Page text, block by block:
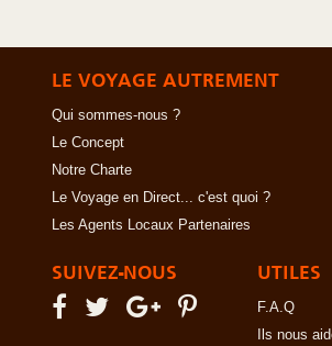
LE VOYAGE AUTREMENT
Qui sommes-nous ?
Le Concept
Notre Charte
Le Voyage en Direct... c'est quoi ?
Les Agents Locaux Partenaires
SUIVEZ-NOUS UTILES
F.A.Q
Ils nous